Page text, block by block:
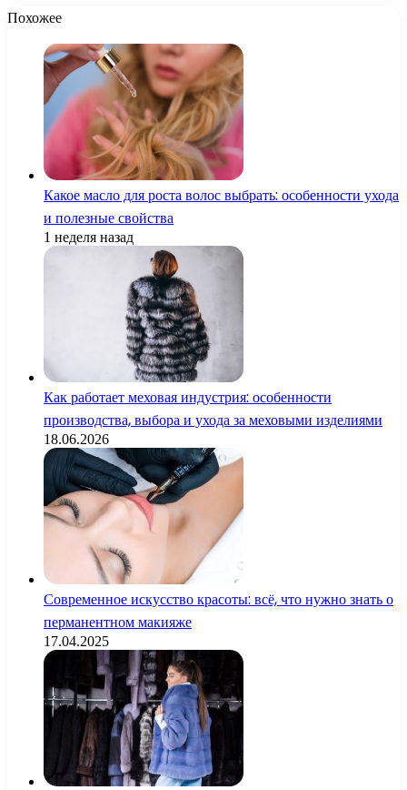
Похожее
Какое масло для роста волос выбрать: особенности ухода
и полезные свойства
1 неделя назад
Как работает меховая индустрия: особенности
производства, выбора и ухода за меховыми изделиями
18.06.2026
Современное искусство красоты: всё, что нужно знать о
перманентном макияже
17.04.2025